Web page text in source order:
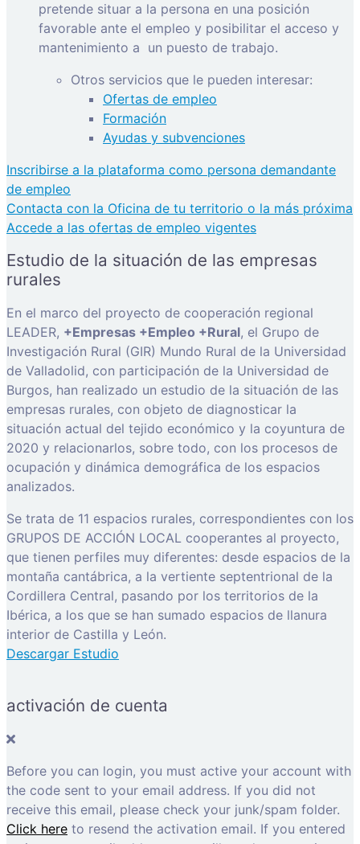
pretende situar a la persona en una posición
favorable ante el empleo y posibilitar el acceso y
mantenimiento a un puesto de trabajo.
Otros servicios que le pueden interesar:
Ofertas de empleo
Formación
Ayudas y subvenciones
Inscribirse a la plataforma como persona demandante
de empleo
Contacta con la Oficina de tu territorio o la más próxima
Accede a las ofertas de empleo vigentes
Estudio de la situación de las empresas
rurales
En el marco del proyecto de cooperación regional
LEADER, +Empresas +Empleo +Rural, el Grupo de
Investigación Rural (GIR) Mundo Rural de la Universidad
de Valladolid, con participación de la Universidad de
Burgos, han realizado un estudio de la situación de las
empresas rurales, con objeto de diagnosticar la
situación actual del tejido económico y la coyuntura de
2020 y relacionarlos, sobre todo, con los procesos de
ocupación y dinámica demográfica de los espacios
analizados.
Se trata de 11 espacios rurales, correspondientes con los
GRUPOS DE ACCIÓN LOCAL cooperantes al proyecto,
que tienen perfiles muy diferentes: desde espacios de la
montaña cantábrica, a la vertiente septentrional de la
Cordillera Central, pasando por los territorios de la
Ibérica, a los que se han sumado espacios de llanura
interior de Castilla y León.
Descargar Estudio
activación de cuenta
Before you can login, you must active your account with
the code sent to your email address. If you did not
receive this email, please check your junk/spam folder.
Click here to resend the activation email. If you entered